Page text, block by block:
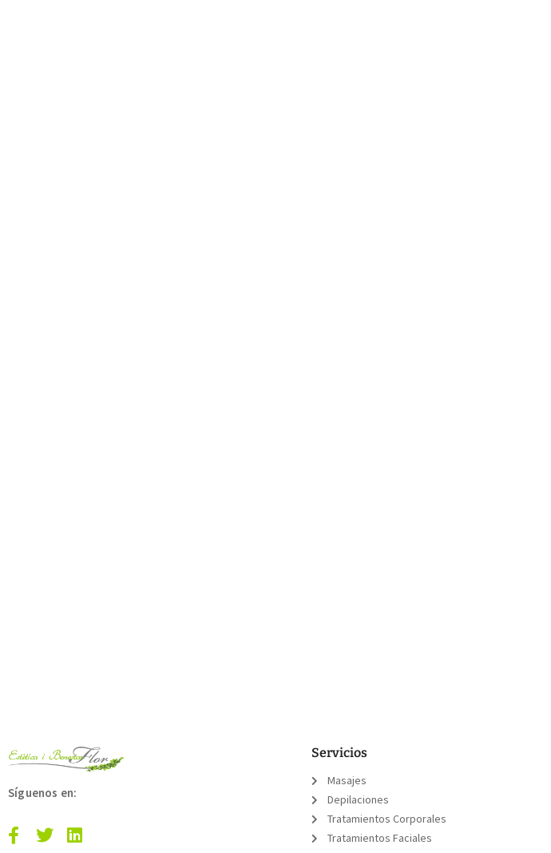
Síguenos en:
Servicios
Masajes
Depilaciones
Tratamientos Corporales
Tratamientos Faciales